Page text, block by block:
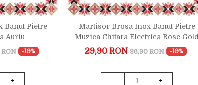
Banut Pietre
Auriu
-19%
+
Martisor Brosa Inox Banut Pietre
Muzica Chitara Electrica Rose Gold
29,90 RON 36,90 RON -19%
- +